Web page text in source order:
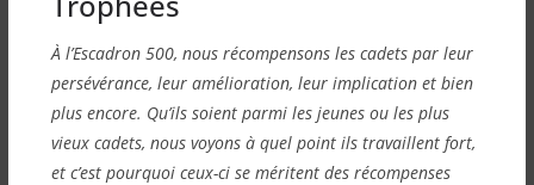
À l’Escadron 500, nous récompensons les cadets par leur
persévérance, leur amélioration, leur implication et bien
plus encore. Qu’ils soient parmi les jeunes ou les plus
vieux cadets, nous voyons à quel point ils travaillent fort,
et c’est pourquoi ceux-ci se méritent des récompenses